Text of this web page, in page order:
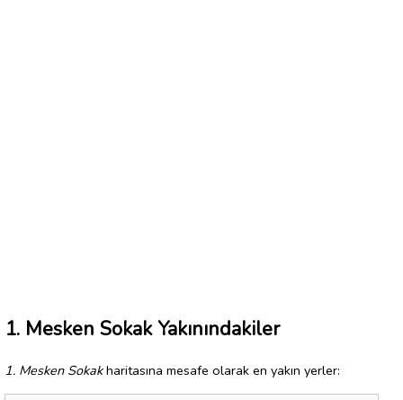
1. Mesken Sokak Yakınındakiler
1. Mesken Sokakharitasına mesafe olarak en yakın yerler: